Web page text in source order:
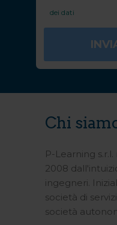
dei dati
Chi
P-Learning
2008
ingegneri.
società di
società